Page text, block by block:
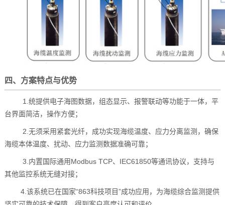
四、方案特点与优势
1.统提供电子海图数据，组态显示、报警联动等功能于一体，平
台界面简洁，操作方便；
2.无须采用紧套光纤，成功实现海缆温度、应力分离监测，确保
海缆本体温度、扰动、应力监测数据准确可靠；
3.内置国际通用Modbus TCP、IEC61850等通讯协议，支持与
其他监控系统无缝对接；
4.该系统已在国家“863科技项目”成功应用，为海缆综合监测提供